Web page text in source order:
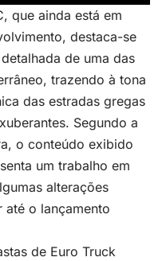
que ainda está em
destaca-se
de uma das
trazendo à tona
das estradas gregas
Segundo a
o conteúdo exibido
um trabalho em
alterações
o lançamento
de Euro Truck